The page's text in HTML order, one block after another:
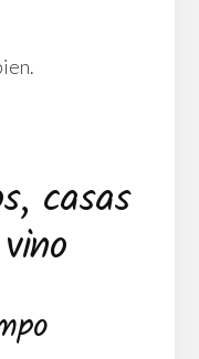
casas